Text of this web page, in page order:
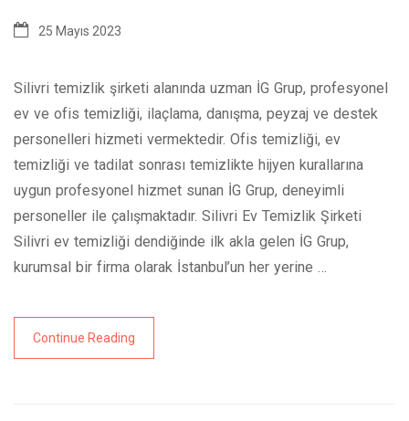
25 Mayıs 2023
Silivri temizlik şirketi alanında uzman İG Grup, profesyonel
ev ve ofis temizliği, ilaçlama, danışma, peyzaj ve destek
personelleri hizmeti vermektedir. Ofis temizliği, ev
temizliği ve tadilat sonrası temizlikte hijyen kurallarına
uygun profesyonel hizmet sunan İG Grup, deneyimli
personeller ile çalışmaktadır. Silivri Ev Temizlik Şirketi
Silivri ev temizliği dendiğinde ilk akla gelen İG Grup,
kurumsal bir firma olarak İstanbul’un her yerine …
Continue Reading